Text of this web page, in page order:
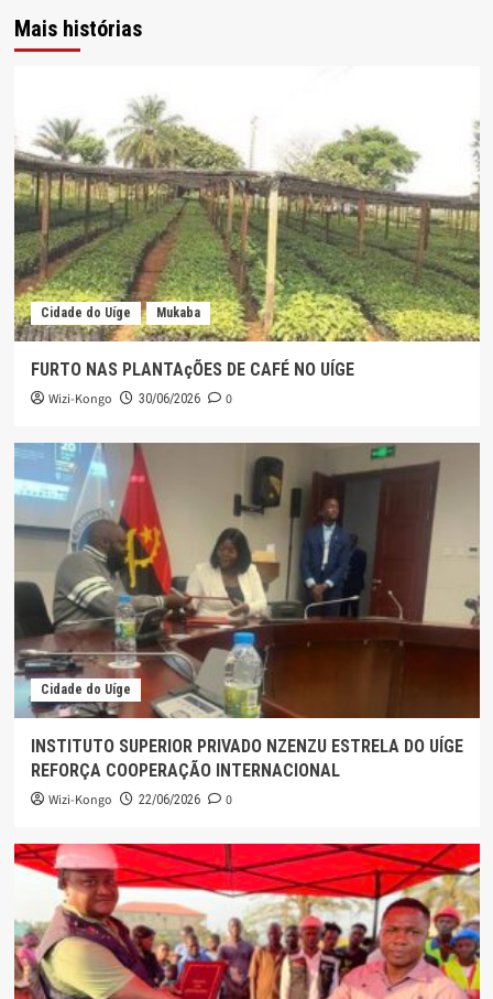
Mais histórias
Cidade do Uíge Mukaba
FURTO NAS PLANTAçÕES DE CAFÉ NO UÍGE
Wizi-Kongo 30/06/2026 0
Cidade do Uíge
INSTITUTO SUPERIOR PRIVADO NZENZU ESTRELA DO UÍGE
REFORÇA COOPERAÇÃO INTERNACIONAL
Wizi-Kongo 22/06/2026 0